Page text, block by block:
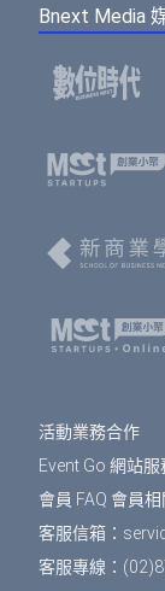
下方的註
選擇您欲
鈕。
名表單中
寫每個人
完成後，
付費活動
「確認」
後，按下
報名完成
箱中，收
款成功。
費用，系統
Bnext Media
活動業務合作
Event Go 網站
會員 FAQ 會員相
客服信箱：
客服專線：